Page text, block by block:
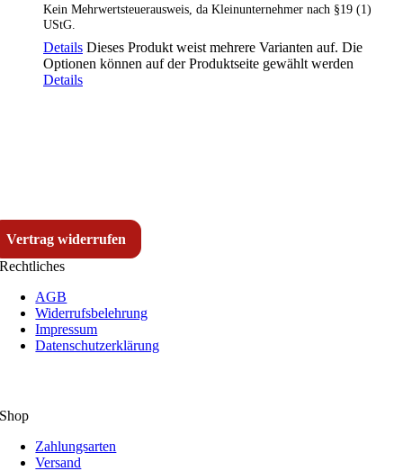
Kein Mehrwertsteuerausweis, da Kleinunternehmer nach §19 (1)
UStG.
Details Dieses Produkt weist mehrere Varianten auf. Die
Optionen können auf der Produktseite gewählt werden
Details
Vertrag widerrufen
Rechtliches
AGB
Widerrufsbelehrung
Impressum
Datenschutzerklärung
Shop
Zahlungsarten
Versand